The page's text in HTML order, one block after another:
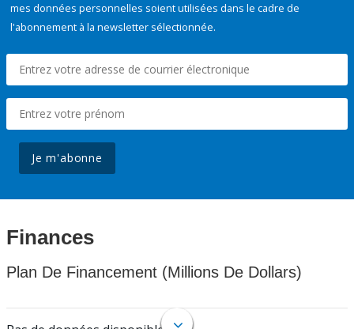
mes données personnelles soient utilisées dans le cadre de
l'abonnement à la newsletter sélectionnée.
Je m'abonne
Finances
Plan De Financement (Millions De Dollars)